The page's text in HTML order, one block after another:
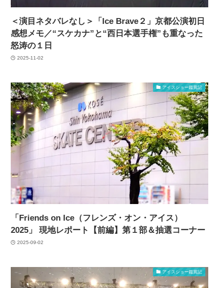
＜演目ネタバレなし＞「Ice Brave２」京都公演初日
感想メモ／“スケカナ”と“西日本選手権”も重なった
怒涛の１日
2025-11-02
アイスショー鑑賞記
「Friends on Ice（フレンズ・オン・アイス）
2025」 現地レポート【前編】第１部＆抽選コーナー
2025-09-02
アイスショー鑑賞記